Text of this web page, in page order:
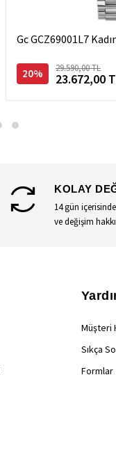
Gc GCZ69001L7
20% 29.590,00 TL
23.672,00
KOLAY
14 gün
ve değişim
Müşteri
Sıkça
Formlar